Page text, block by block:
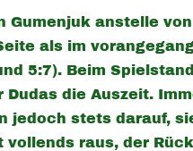
Gumenjuk anstelle
als im
5:7). Beim
Dudas die Auszeit.
jedoch stets darauf,
raus, der